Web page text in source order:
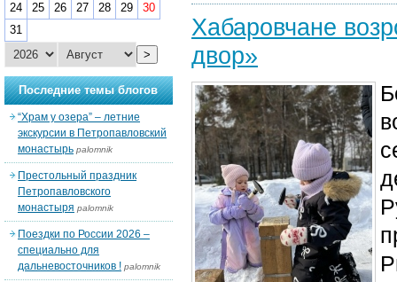
Хабаровчане
двор»
24
25 26 27 28 29
30
31
>
Последние темы блогов
“Храм у озера” – летние
экскурсии в Петропавловский
монастырь palomnik
Престольный праздник
Петропавловского
монастыря palomnik
Поездки по России 2026 –
специально для
дальневосточников ! palomnik